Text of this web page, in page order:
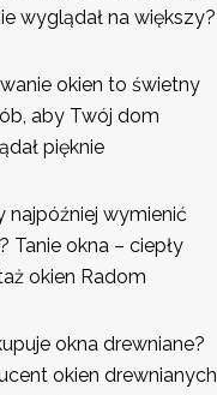
wyglądał na większy?
okien to świetny
aby Twój dom
pięknie
najpóźniej wymienić
Tanie okna – ciepły
okien Radom
okna drewniane?
okien drewnianych